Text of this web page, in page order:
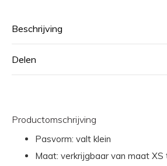
Beschrijving
Delen
Productomschrijving
Pasvorm: valt klein
Maat: verkrijgbaar van maat XS